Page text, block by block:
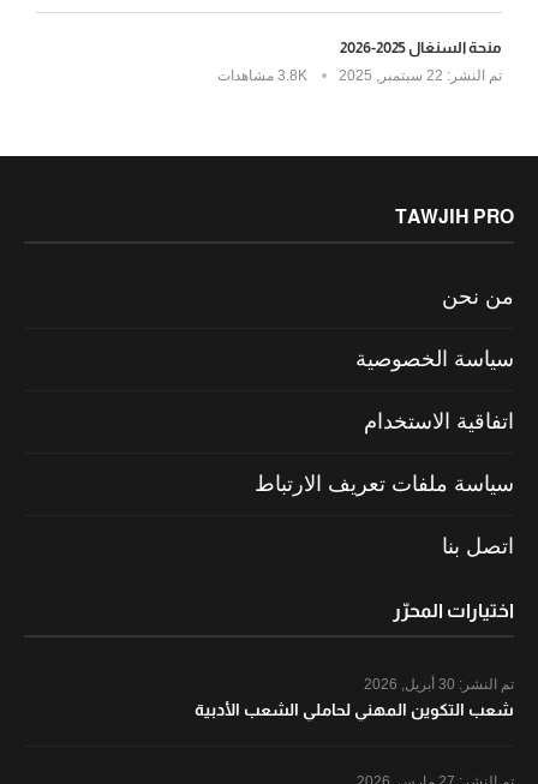
منحة السنغال 2025-2026
تم النشر: 3.8K مشاهدات
TAWJIH PRO
من نحن
سياسة الخصوصية
اتفاقية الاستخدام
سياسة ملفات تعريف الارتباط
اتصل بنا
اختيارات المحرّر
تم النشر:
شعب التكوين المهني لحاملي الشعب الأدبية